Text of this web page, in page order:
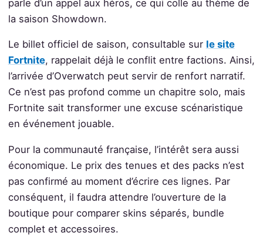
parle d’un appel aux héros, ce qui colle au thème de
la saison Showdown.
Le billet officiel de saison, consultable sur le site
Fortnite, rappelait déjà le conflit entre factions. Ainsi,
l’arrivée d’Overwatch peut servir de renfort narratif.
Ce n’est pas profond comme un chapitre solo, mais
Fortnite sait transformer une excuse scénaristique
en événement jouable.
Pour la communauté française, l’intérêt sera aussi
économique. Le prix des tenues et des packs n’est
pas confirmé au moment d’écrire ces lignes. Par
conséquent, il faudra attendre l’ouverture de la
boutique pour comparer skins séparés, bundle
complet et accessoires.